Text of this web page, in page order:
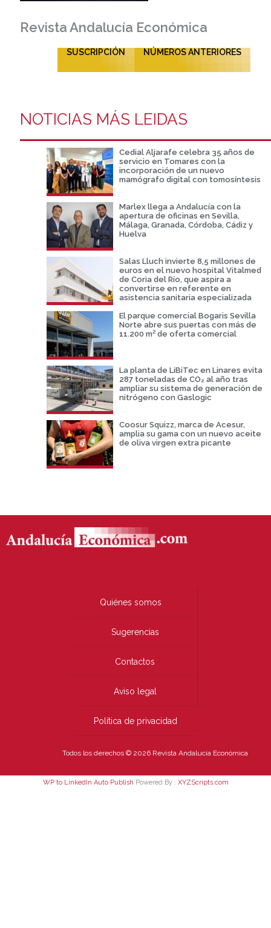
Revista Andalucía Económica
SUSCRIPCIÓN NÚMEROS ANTERIORES
NOTICIAS MÁS LEIDAS
Cedial Aljarafe celebra 35 años de
servicio en Tomares con la
incorporación de un nuevo
mamógrafo digital con tomosíntesis
Marlex llega a Andalucía con la
apertura de oficinas en Sevilla,
Málaga, Granada, Córdoba, Cádiz y
Huelva
Salas Lluch invierte 8,5 millones de
euros en el nuevo hospital Vitalmed
de Coria del Río, que aspira a
convertirse en referente en
asistencia sanitaria especializada
El parque comercial Bogaris Sevilla
Norte abre sus puertas con más de
11.200 m² de oferta comercial
La planta de LiBiTec en Linares evita
287 toneladas de CO₂ al año tras
ampliar su sistema de generación de
nitrógeno con Gaslogic
Coosur Squizz, marca de Acesur,
amplia su gama con un nuevo aceite
de oliva virgen extra picante
Quiénes somos
Sugerencias
Contactos
Aviso legal
Política de privacidad
Todos los derechos © 2026 Revista Andalucía Económica
WP to LinkedIn Auto Publish Powered By : XYZScripts.com